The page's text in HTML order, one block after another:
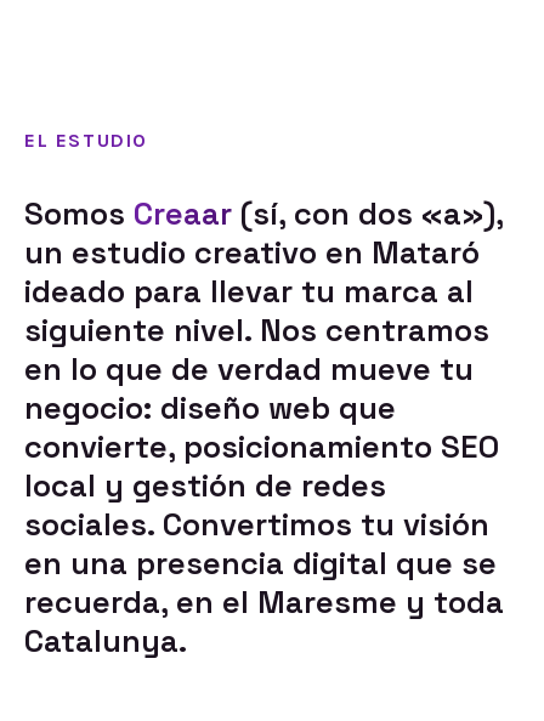
EL ESTUDIO
Somos Creaar (sí, con dos «a»),
un estudio creativo en Mataró
ideado para llevar tu marca al
siguiente nivel. Nos centramos
en lo que de verdad mueve tu
negocio: diseño web que
convierte, posicionamiento SEO
local y gestión de redes
sociales. Convertimos tu visión
en una presencia digital que se
recuerda, en el Maresme y toda
Catalunya.